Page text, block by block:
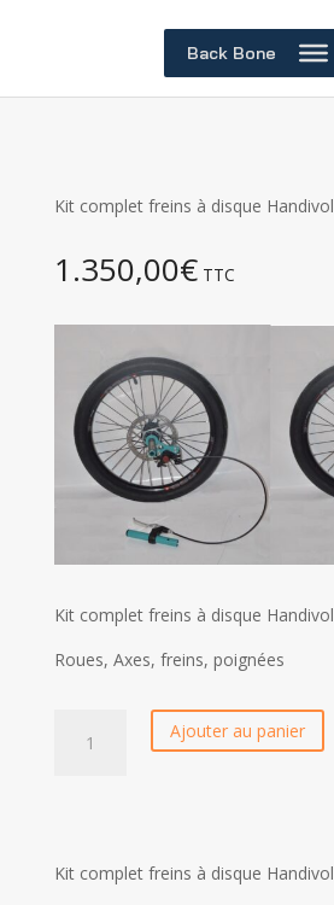
Back Bone
Kit complet freins à disque Handivol
1.350,00€ TTC
Kit complet freins à disque Handivol
Roues, Axes, freins, poignées
Ajouter au panier
Kit complet freins à disque Handivol